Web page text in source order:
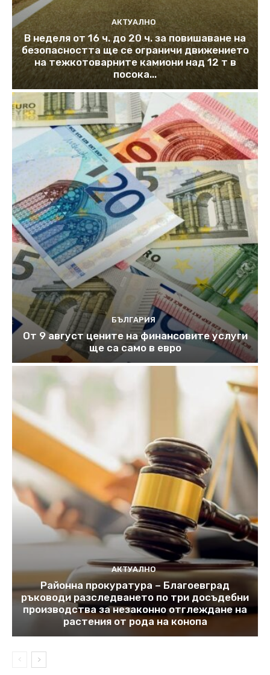
АКТУАЛНО
В неделя от 16 ч. до 20 ч. за повишаване на
безопасността ще се ограничи движението
на тежкотоварните камиони над 12 т в
посока...
БЪЛГАРИЯ
От 9 август цените на финансовите услуги
ще са само в евро
АКТУАЛНО
Районна прокуратура – Благоевград
ръководи разследването по три досъдебни
производства за незаконно отглеждане на
растения от рода на конопа